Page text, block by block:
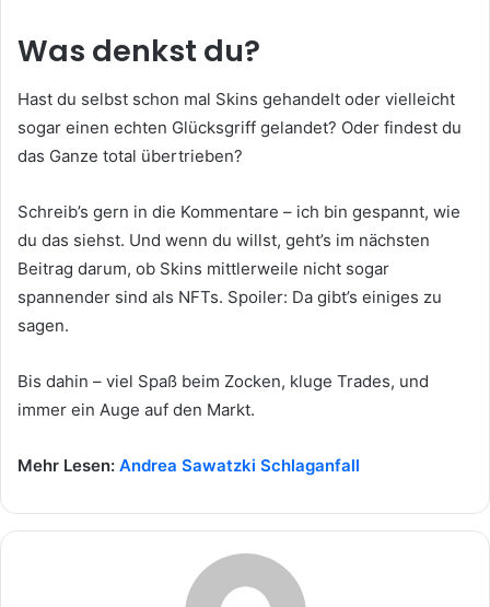
Was denkst du?
Hast du selbst schon mal Skins gehandelt oder vielleicht
sogar einen echten Glücksgriff gelandet? Oder findest du
das Ganze total übertrieben?
Schreib’s gern in die Kommentare – ich bin gespannt, wie
du das siehst. Und wenn du willst, geht’s im nächsten
Beitrag darum, ob Skins mittlerweile nicht sogar
spannender sind als NFTs. Spoiler: Da gibt’s einiges zu
sagen.
Bis dahin – viel Spaß beim Zocken, kluge Trades, und
immer ein Auge auf den Markt.
Mehr Lesen: Andrea Sawatzki Schlaganfall